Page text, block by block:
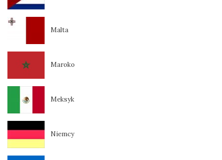
Malta
Maroko
Meksyk
Niemcy